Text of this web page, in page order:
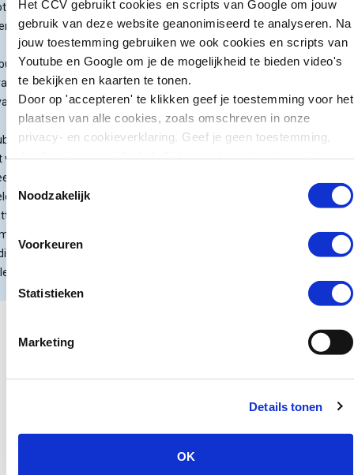
Het CCV gebruikt cookies en scripts van Google om jouw
gebruik van deze website geanonimiseerd te analyseren. Na
jouw toestemming gebruiken we ook cookies en scripts van
Youtube en Google om je de mogelijkheid te bieden video's
te bekijken en kaarten te tonen.
Door op 'accepteren' te klikken geef je toestemming voor het
plaatsen van alle cookies, zoals omschreven in onze
privacy- en cookieverklaring. Geef je geen toestemming,
Toestemmingsselectie
Noodzakelijk
Voorkeuren
Statistieken
Marketing
Details tonen
OK
voor
een
van
Het instituut in Schotland
presenteert deze bevindingen als
een eerste stap in hun onderzoek
naar online kindermisbruik. Ze
benadrukken dat het onderzoek
nog niet is afgerond, maar gezien
de ernst en impact van online
bevindingen.
door samen te werken, regeringen,
effectieve maatregelen kunnen
kinderen slachtoffer van online
kunnen we leren
voor preventie?
Zweden wil jonge
tieners die ernstige
misdrijven plegen
zwaarder kunnen
straffen. Jongeren van
15 tot en met 17 jaar
in de gevangenis
12-minners,